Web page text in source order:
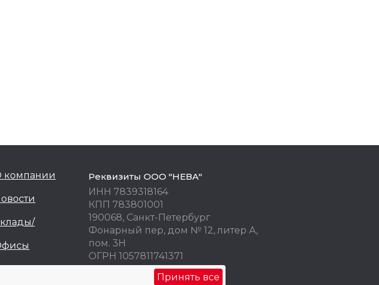
Принять все
компании
Реквизиты ООО "НЕВА"
ИНН 7839318164
КПП 783801001
190068, Санкт-Петербург
Фонарный пер, дом № 12, литер А,
пом. 3Н
ОГРН 1057811741371
ОКПО 77676245